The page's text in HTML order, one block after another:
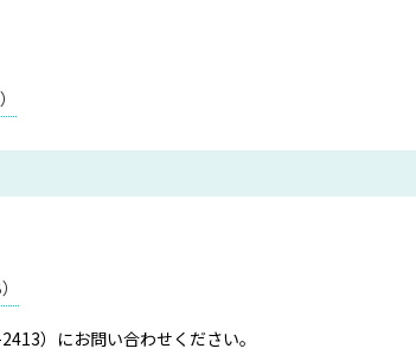
）にお問い合わせください。